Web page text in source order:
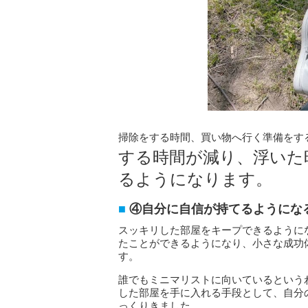
掃除をする時間、買い物へ行く準備を
する時間が減り、浮い
るようになります。
④自分に自信が持てるようにな
スッキリした部屋をキープできるよう
たことができるようになり、小さな成
す。
誰でもミニマリストに向いているとい
した部屋を手に入れる手段として、自
っくりきました。